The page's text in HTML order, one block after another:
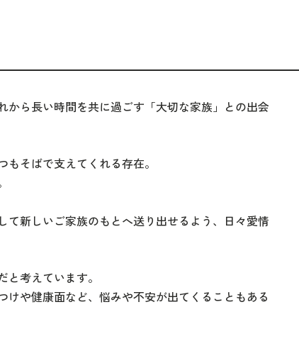
ら長い時間を共に過ごす「大切な家族」との出会
そばで支えてくれる存在。
新しいご家族のもとへ送り出せるよう、日々愛情
考えています。
や健康面など、悩みや不安が出てくることもある